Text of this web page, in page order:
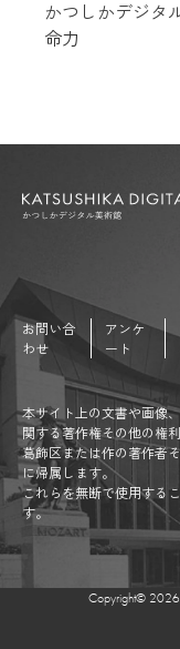
かつしかデジタ
命力
お問い合
わせ
アンケ
ート
本サイト上の文書や画像
関する著作権その他の権利
葛飾区または作の著作者
に帰属します。
これらを無断で使用する
す。
Copyright©︎ 2026